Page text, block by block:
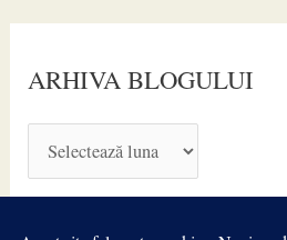
ARHIVA BLOGULUI
R